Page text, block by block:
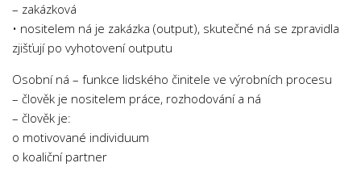
– zakázková
• nositelem ná je zakázka (output), skutečné ná se zpravidla
zjišťují po vyhotovení outputu
Osobní ná – funkce lidského činitele ve výrobních procesu
– člověk je nositelem práce, rozhodování a ná
– člověk je:
o motivované individuum
o koaliční partner